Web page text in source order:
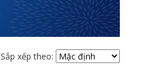
Sắp xếp theo: